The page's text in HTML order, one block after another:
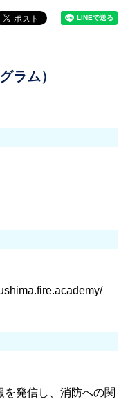
ラム）
発信し、消防への関